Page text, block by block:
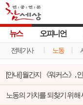
뉴스
전체기사 노동
오피니언
[안내] 월간지 《워커스》,
노동의 가치를 되찾기 위해